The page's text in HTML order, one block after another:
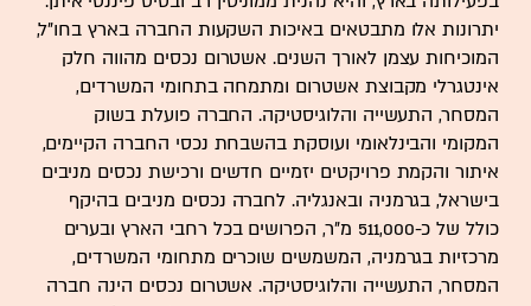
יתרונות אלו מתבטאים באיכות השקעות החברה בארץ בחו"ל,
המוכיחות עצמן לאורך השנים. אשטרום נכסים מהווה חלק
אינטגרלי מקבוצת אשטרום ומתמחה בתחומי המשרדים,
המסחר, התעשייה והלוגיסטיקה. החברה פועלת בשוק
המקומי והבינלאומי ועוסקת בהשבחת נכסי החברה הקיימים,
איתור והקמת פרויקטים יזמיים חדשים ורכישת נכסים מניבים
בישראל, בגרמניה ובאנגליה. לחברה נכסים מניבים בהיקף
כולל של כ-511,000 מ"ר, הפרושים בכל רחבי הארץ ובערים
מרכזיות בגרמניה, המשמשים שוכרים מתחומי המשרדים,
המסחר, התעשייה והלוגיסטיקה. אשטרום נכסים הינה חברה